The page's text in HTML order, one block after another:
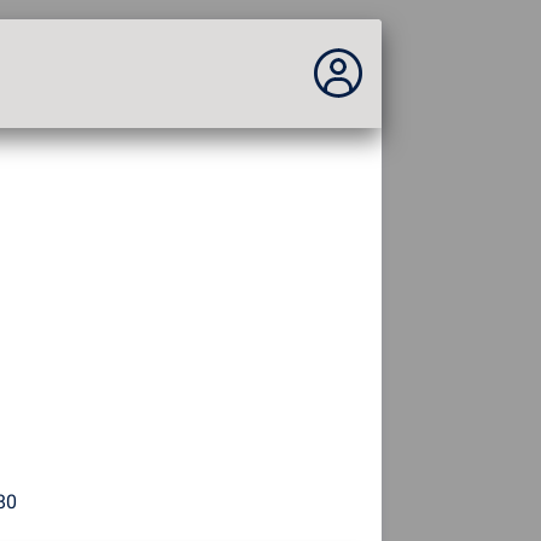
Vous n'êtes pas connecté...